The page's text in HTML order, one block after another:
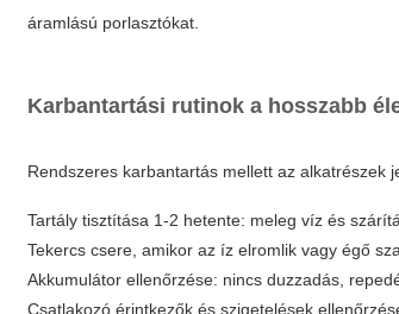
áramlású porlasztókat.
Karbantartási rutinok a hosszabb
Rendszeres karbantartás mellett az alkatrészek
Tartály tisztítása 1-2 hetente: meleg víz és
Tekercs csere, amikor az íz elromlik vagy égő
Akkumulátor ellenőrzése: nincs duzzadás,
Csatlakozó érintkezők és szigetelések